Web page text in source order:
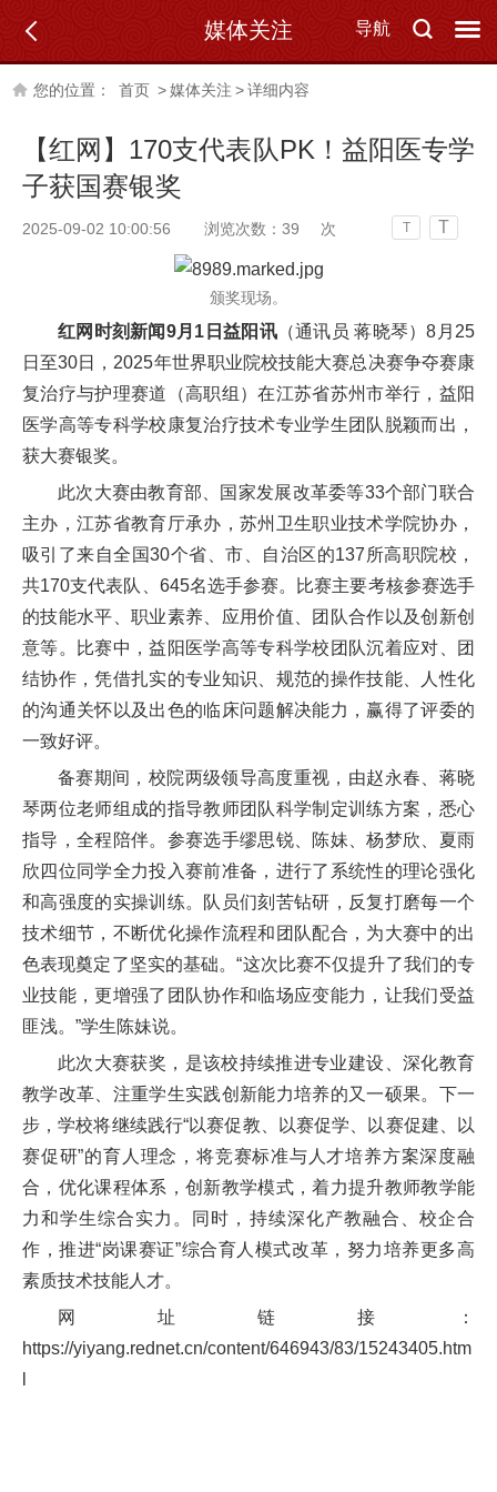
导航
媒体关注
您的位置： 首页 >媒体关注 >详细内容
【红网】170支代表队PK！益阳医专学
子获国赛银奖
2025-09-02 10:00:56 浏览次数： 39 次 T T
颁奖现场。
红网时刻新闻9月1日益阳讯（通讯员 蒋晓琴）8月25
日至30日，2025年世界职业院校技能大赛总决赛争夺赛康
复治疗与护理赛道（高职组）在江苏省苏州市举行，益阳
医学高等专科学校康复治疗技术专业学生团队脱颖而出，
获大赛银奖。
此次大赛由教育部、国家发展改革委等33个部门联合
主办，江苏省教育厅承办，苏州卫生职业技术学院协办，
吸引了来自全国30个省、市、自治区的137所高职院校，
共170支代表队、645名选手参赛。比赛主要考核参赛选手
的技能水平、职业素养、应用价值、团队合作以及创新创
意等。比赛中，益阳医学高等专科学校团队沉着应对、团
结协作，凭借扎实的专业知识、规范的操作技能、人性化
的沟通关怀以及出色的临床问题解决能力，赢得了评委的
一致好评。
备赛期间，校院两级领导高度重视，由赵永春、蒋晓
琴两位老师组成的指导教师团队科学制定训练方案，悉心
指导，全程陪伴。参赛选手缪思锐、陈妹、杨梦欣、夏雨
欣四位同学全力投入赛前准备，进行了系统性的理论强化
和高强度的实操训练。队员们刻苦钻研，反复打磨每一个
技术细节，不断优化操作流程和团队配合，为大赛中的出
色表现奠定了坚实的基础。“这次比赛不仅提升了我们的专
业技能，更增强了团队协作和临场应变能力，让我们受益
匪浅。”学生陈妹说。
此次大赛获奖，是该校持续推进专业建设、深化教育
教学改革、注重学生实践创新能力培养的又一硕果。下一
步，学校将继续践行“以赛促教、以赛促学、以赛促建、以
赛促研”的育人理念，将竞赛标准与人才培养方案深度融
合，优化课程体系，创新教学模式，着力提升教师教学能
力和学生综合实力。同时，持续深化产教融合、校企合
作，推进“岗课赛证”综合育人模式改革，努力培养更多高
素质技术技能人才。
网址链接：
https://yiyang.rednet.cn/content/646943/83/15243405.htm